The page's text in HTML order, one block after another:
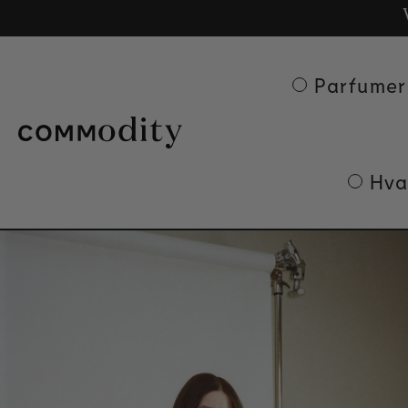
Parfumer